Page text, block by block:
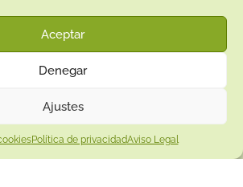
Aceptar
Denegar
Ajustes
Política de privacidadAviso Legal